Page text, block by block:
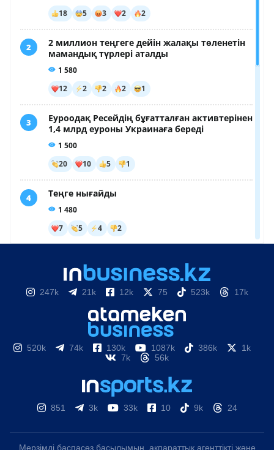
247k 21k 12k 75 523k 17k
520k 74k 130k 1087k 386k
1k
7k
56k
851 3k 33k 10 9k 24
Мерзімді баспасөз басылымын, ақпараттық агенттікті және